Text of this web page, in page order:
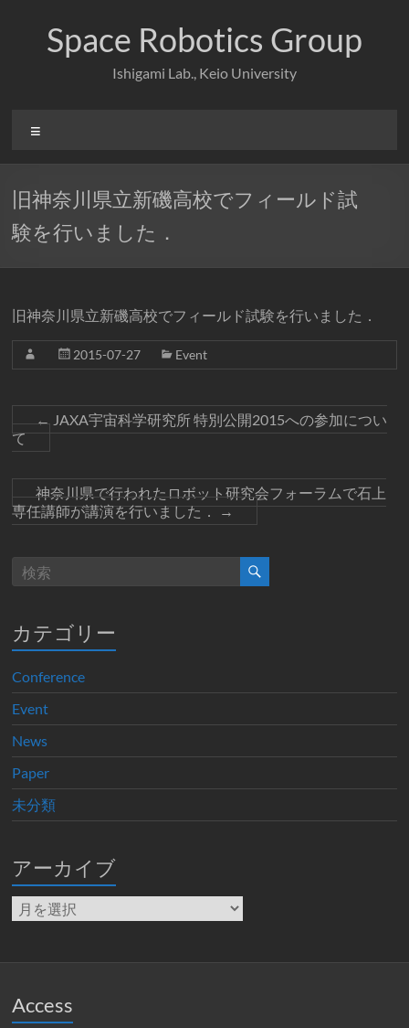
Space Robotics Group
Ishigami Lab., Keio University
ー
旧神奈川県立新磯高校でフィールド試
験を行いました．
旧神奈川県立新磯高校でフィールド試験を行いました．
2015-07-27 Event
← JAXA宇宙科学研究所 特別公開2015への参加につい
て
神奈川県で行われたロボット研究会フォーラムで石上
専任講師が講演を行いました．→
カテゴリー
Conference
Event
News
Paper
未分類
アーカイブ
ア
ー
イ
Access